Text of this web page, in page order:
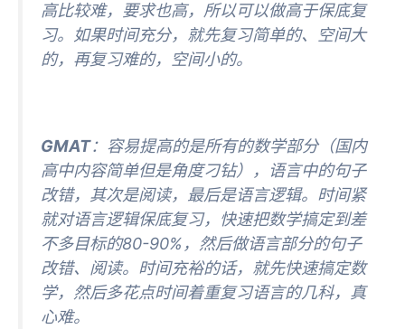
高比较难，要求也高，所以可以做高于保底复
习。如果时间充分，就先复习简单的、空间大
的，再复习难的，空间小的。
GMAT：容易提高的是所有的数学部分（国内
高中内容简单但是角度刁钻），语言中的句子
改错，其次是阅读，最后是语言逻辑。时间紧
就对语言逻辑保底复习，快速把数学搞定到差
不多目标的80-90%，然后做语言部分的句子
改错、阅读。时间充裕的话，就先快速搞定数
学，然后多花点时间着重复习语言的几科，真
心难。